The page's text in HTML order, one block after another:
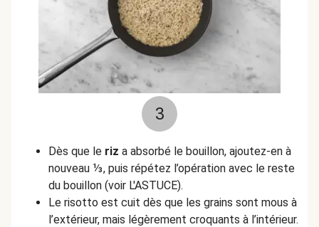
3
Dès que le riz a absorbé le bouillon, ajoutez-en à
nouveau ⅓, puis répétez l’opération avec le reste
du bouillon (voir L'ASTUCE).
Le risotto est cuit dès que les grains sont mous à
l’extérieur, mais légèrement croquants à l’intérieur.